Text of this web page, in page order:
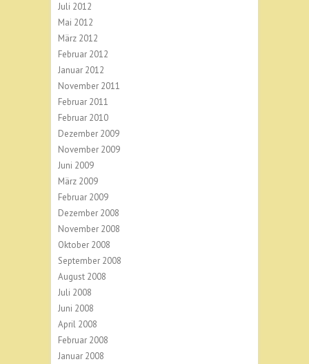
Juli 2012
Mai 2012
März 2012
Februar 2012
Januar 2012
November 2011
Februar 2011
Februar 2010
Dezember 2009
November 2009
Juni 2009
März 2009
Februar 2009
Dezember 2008
November 2008
Oktober 2008
September 2008
August 2008
Juli 2008
Juni 2008
April 2008
Februar 2008
Januar 2008